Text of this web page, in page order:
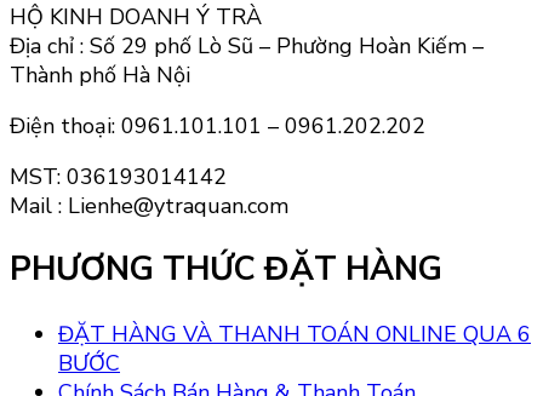
HỘ KINH DOANH Ý TRÀ
Địa chỉ : Số 29 phố Lò Sũ – Phường Hoàn Kiếm –
Thành phố Hà Nội
Điện thoại: 0961.101.101 – 0961.202.202
MST: 036193014142
Mail : Lienhe@ytraquan.com
PHƯƠNG THỨC ĐẶT HÀNG
ĐẶT HÀNG VÀ THANH TOÁN ONLINE QUA 6
BƯỚC